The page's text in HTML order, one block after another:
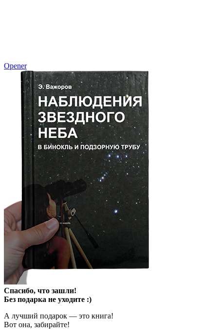
Opener
Спасибо, что зашли!
Без подарка не уходите :)
А лучший подарок — это книга!
Вот она, забирайте!